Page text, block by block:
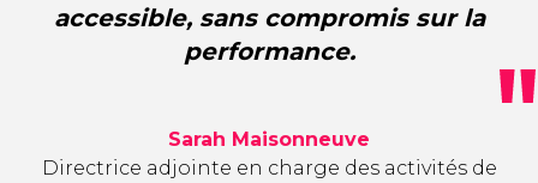
accessible, sans compromis sur la
performance.
Sarah Maisonneuve
Directrice adjointe en charge des activités de